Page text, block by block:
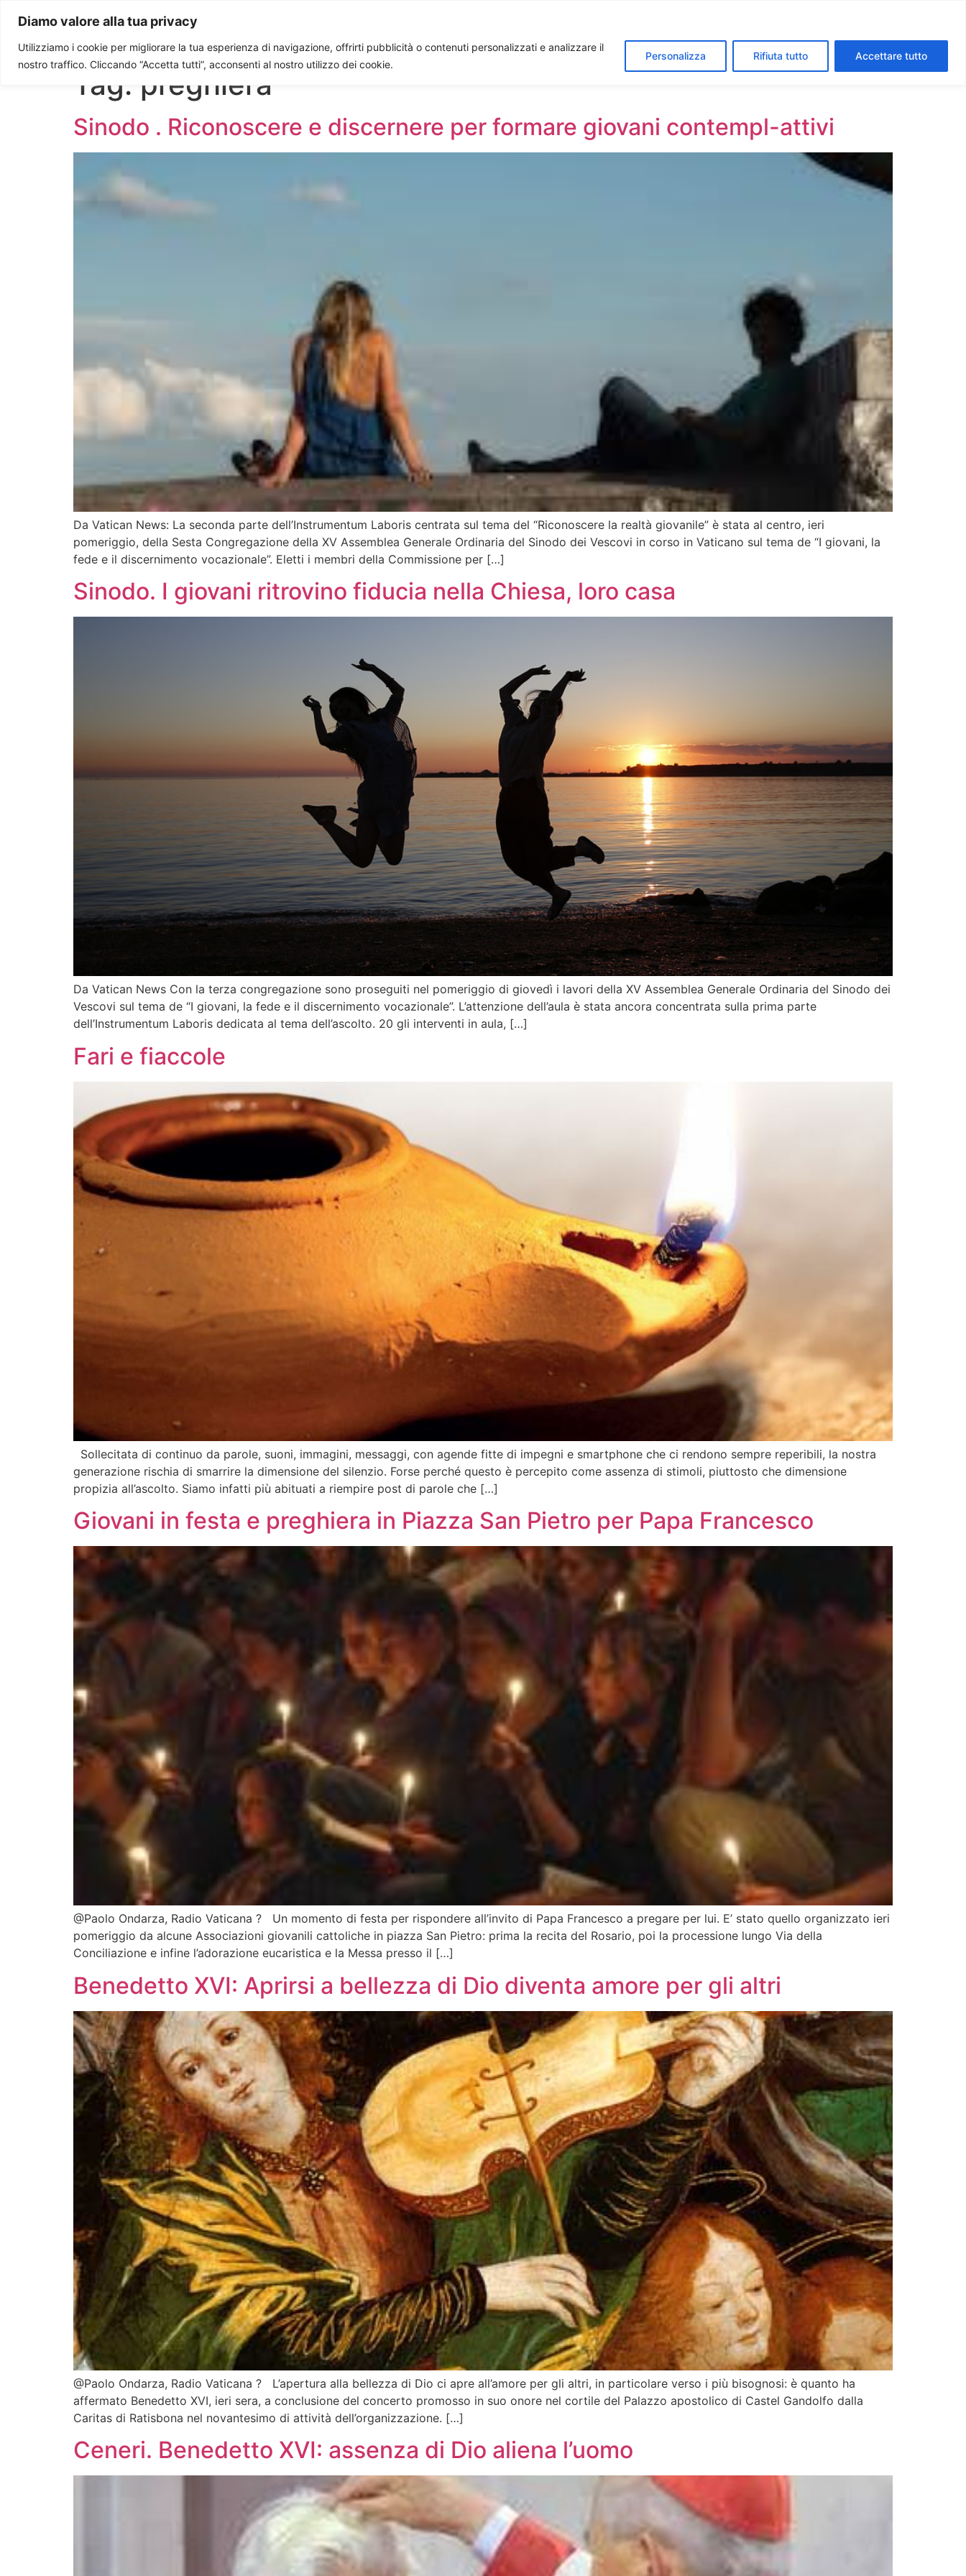
Diamo valore alla tua privacy
Utilizziamo i cookie per migliorare la tua esperienza di navigazione, offrirti pubblicità o contenuti personalizzati e analizzare il
nostro traffico. Cliccando “Accetta tutti”, acconsenti al nostro utilizzo dei cookie.
Personalizza Rifiuta tutto Accettare tutto
Paolo Ondarza
Tag: preghiera
Sinodo . Riconoscere e discernere per formare giovani contempl-attivi
Da Vatican News: La seconda parte dell’Instrumentum Laboris centrata sul tema del “Riconoscere la realtà giovanile” è stata al centro, ieri
pomeriggio, della Sesta Congregazione della XV Assemblea Generale Ordinaria del Sinodo dei Vescovi in corso in Vaticano sul tema de “I giovani, la
fede e il discernimento vocazionale”. Eletti i membri della Commissione per […]
Sinodo. I giovani ritrovino fiducia nella Chiesa, loro casa
Da Vatican News Con la terza congregazione sono proseguiti nel pomeriggio di giovedì i lavori della XV Assemblea Generale Ordinaria del Sinodo dei
Vescovi sul tema de “I giovani, la fede e il discernimento vocazionale”. L’attenzione dell’aula è stata ancora concentrata sulla prima parte
dell’Instrumentum Laboris dedicata al tema dell’ascolto. 20 gli interventi in aula, […]
Fari e fiaccole
Sollecitata di continuo da parole, suoni, immagini, messaggi, con agende fitte di impegni e smartphone che ci rendono sempre reperibili, la nostra
generazione rischia di smarrire la dimensione del silenzio. Forse perché questo è percepito come assenza di stimoli, piuttosto che dimensione
propizia all’ascolto. Siamo infatti più abituati a riempire post di parole che […]
Giovani in festa e preghiera in Piazza San Pietro per Papa Francesco
@Paolo Ondarza, Radio Vaticana ? Un momento di festa per rispondere all’invito di Papa Francesco a pregare per lui. E’ stato quello organizzato ieri
pomeriggio da alcune Associazioni giovanili cattoliche in piazza San Pietro: prima la recita del Rosario, poi la processione lungo Via della
Conciliazione e infine l’adorazione eucaristica e la Messa presso il […]
Benedetto XVI: Aprirsi a bellezza di Dio diventa amore per gli altri
@Paolo Ondarza, Radio Vaticana ? L’apertura alla bellezza di Dio ci apre all’amore per gli altri, in particolare verso i più bisognosi: è quanto ha
affermato Benedetto XVI, ieri sera, a conclusione del concerto promosso in suo onore nel cortile del Palazzo apostolico di Castel Gandolfo dalla
Caritas di Ratisbona nel novantesimo di attività dell’organizzazione. […]
Ceneri. Benedetto XVI: assenza di Dio aliena l’uomo